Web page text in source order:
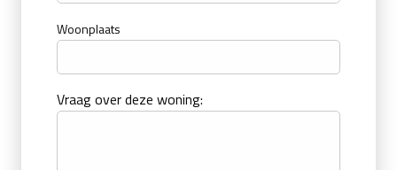
Woonplaats
Vraag over deze woning: